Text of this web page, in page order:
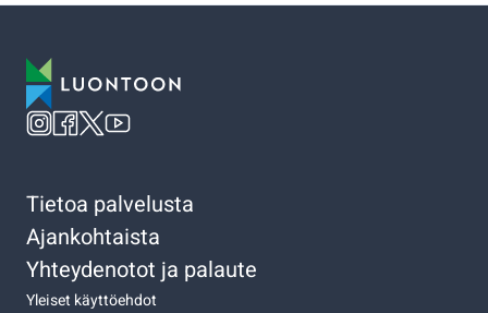
Tietoa palvelusta
Ajankohtaista
Yhteydenotot ja palaute
Yleiset käyttöehdot